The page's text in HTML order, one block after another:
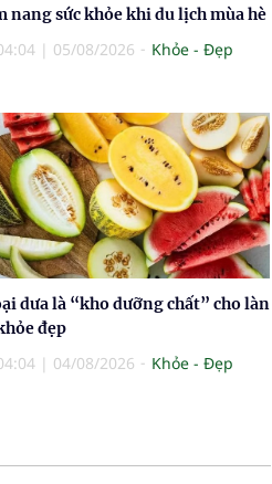
nang sức khỏe khi du lịch mùa hè
| 05/08/2026 Khỏe - Đẹp
dưa là “kho dưỡng chất” cho làn
đẹp
| 04/08/2026 Khỏe - Đẹp